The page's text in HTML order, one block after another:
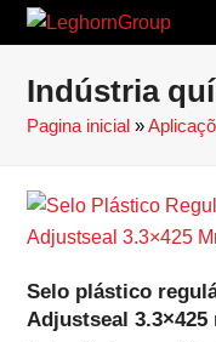
Indústria
Pagina inicial »
Selo plástico
Adjustseal 3.3×425